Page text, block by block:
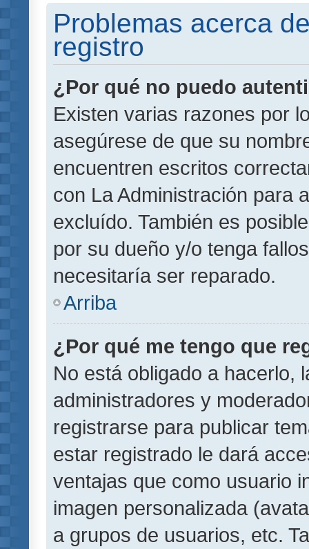
Problemas acerca
registro
¿Por qué no puedo
Existen varias razones por
asegúrese de que su
encuentren escritos
con La Administración para
excluído. También es
por su dueño y/o tenga
necesitaría ser reparado.
Arriba
¿Por qué me tengo que
No está obligado a hacerlo,
administradores y
registrarse para publicar
estar registrado le dará
ventajas que como usuario
imagen personalizada
a grupos de usuarios, etc.